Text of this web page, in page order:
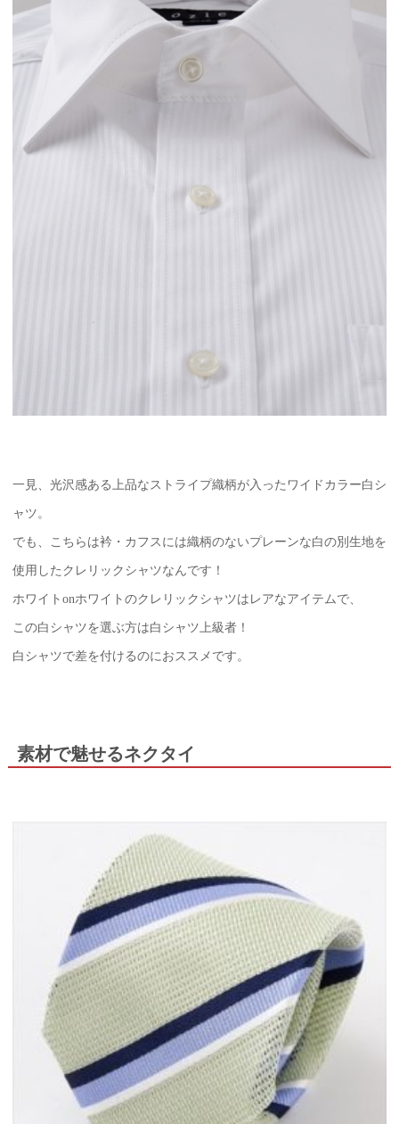
一見、光沢感ある上品なストライプ織柄が入ったワイドカラー白シ
ャツ。
でも、こちらは衿・カフスには織柄のないプレーンな白の別生地を
使用したクレリックシャツなんです！
ホワイトonホワイトのクレリックシャツはレアなアイテムで、
この白シャツを選ぶ方は白シャツ上級者！
白シャツで差を付けるのにおススメです。
素材で魅せるネクタイ